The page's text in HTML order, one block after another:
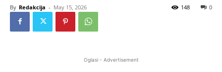
By Redakcija - May 15, 2026 0
148
Oglasi - Advertisement